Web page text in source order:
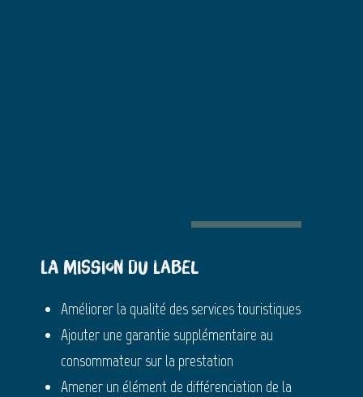
La mission du label
Améliorer la qualité des services touristiques
Ajouter une garantie supplémentaire au
consommateur sur la prestation
Amener un élément de différenciation de la